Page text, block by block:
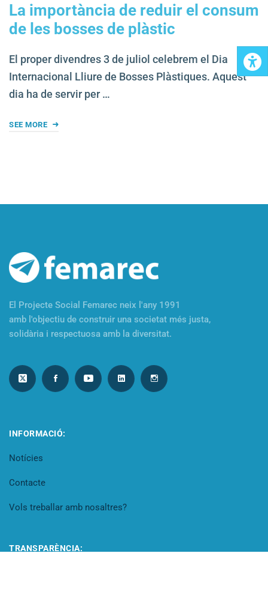
La importància de reduir el consum
de les bosses de plàstic
El proper divendres 3 de juliol celebrem el Dia
Internacional Lliure de Bosses Plàstiques. Aquest
dia ha de servir per …
SEE MORE
El Projecte Social Femarec neix l'any 1991
amb l'objectiu de construir una societat més justa,
solidària i respectuosa amb la diversitat.
INFORMACIÓ:
Notícies
Contacte
Vols treballar amb nosaltres?
TRANSPARÈNCIA: